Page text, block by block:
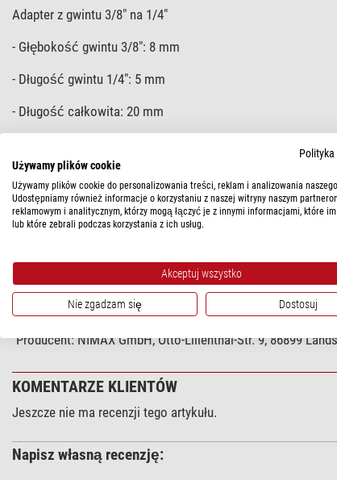
Adapter z gwintu 3/8" na 1/4"
- Głębokość gwintu 3/8": 8 mm
- Długość gwintu 1/4": 5 mm
- Długość całkowita: 20 mm
DANE TECHNICZNE
Ogólnie
Typ
BEZPIECZEŃSTWO PRODUKTÓW
Producent: NIMAX GmbH, Otto-Lilienthal-Str. 9, 86899
KOMENTARZE KLIENTÓW
Jeszcze nie ma recenzji tego artykułu.
Napisz własną recenzję:
Używamy plików cookie
Używamy plików cookie do personalizowania treści, reklam i analizowania
Udostępniamy również informacje o korzystaniu z naszej witryny naszym
reklamowym i analitycznym, którzy mogą łączyć je z innymi informacjami, które im
lub które zebrali podczas korzystania z ich usług.
Akceptuj wszystko
Nie zgadzam się Dostosuj